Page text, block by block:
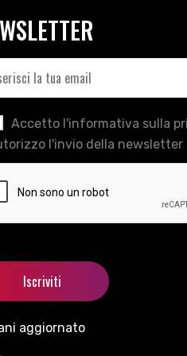
Accetto l'informativa sulla
l'invio della newsletter
aggiornato